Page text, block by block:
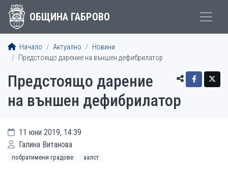
ОБЩИНА ГАБРОВО
Начало Актуално
Новини
Предстоящо дарение на външен дефибрилатор
Предстоящо дарение
на външен дефибрилатор
11 юни 2019, 14:39
Галина Витанова
побратимени градове аалст